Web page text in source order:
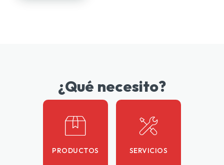
¿Qué necesito?
PRODUCTOS SERVICIOS